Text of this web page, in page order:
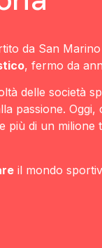
da San
, fermo da
delle società
passione. Oggi,
più di un milione
il mondo